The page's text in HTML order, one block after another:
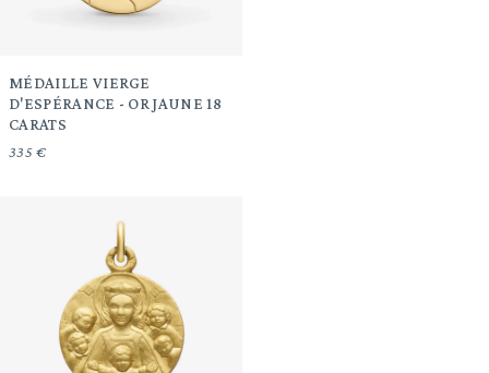
MÉDAILLE VIERGE
D'ESPÉRANCE - OR JAUNE 18
CARATS
335 €